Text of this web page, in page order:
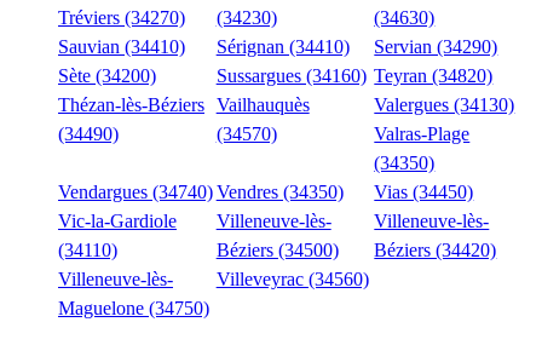
Tréviers (34270)
(34230)
(34630)
Sauvian (34410)
Sérignan (34410)
Servian (34290)
Sète (34200)
Sussargues (34160) Teyran (34820)
Thézan-lès-Béziers
(34490)
Vailhauquès
(34570)
Valergues (34130)
Valras-Plage
(34350)
Vendargues (34740)Vendres (34350)
Vias (34450)
Vic-la-Gardiole
(34110)
Villeneuve-lès-
Béziers (34500)
Villeneuve-lès-
Béziers (34420)
Villeneuve-lès-
Maguelone (34750)
Villeveyrac (34560)